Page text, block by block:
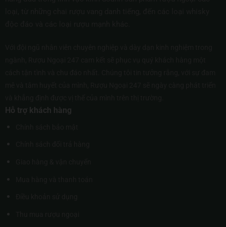
Hỗ trợ khách hàng